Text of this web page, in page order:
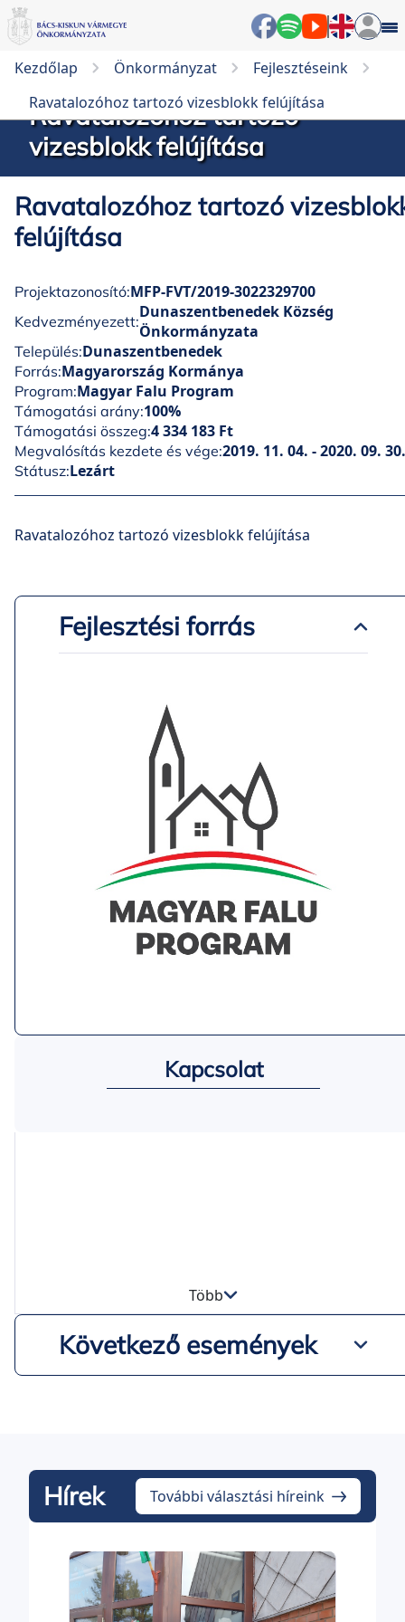
Kezdőlap Önkormányzat
Fejlesztéseink
Ravatalozóhoz tartozó vizesblokk felújítása
Ravatalozóhoz tartozó
vizesblokk felújítása
Ravatalozóhoz tartozó
felújítása
Projektazonosító:MFP-FVT/2019-3022329700
Kedvezményezett:Dunaszentbenedek Község
Önkormányzata
Település:Dunaszentbenedek
Forrás:Magyarország Kormánya
Program:Magyar Falu Program
Támogatási arány:100%
Támogatási összeg:4 334 183 Ft
Megvalósítás kezdete és vége:2019. 11. 04. - 2020. 09. 30.
Státusz:Lezárt
Ravatalozóhoz tartozó vizesblokk felújítása
Fejlesztési forrás
Kapcsolat
Több
Következő események
Hírek További választási híreink